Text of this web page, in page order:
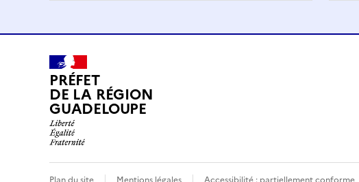
PRÉFET
DE LA RÉGION
GUADELOUPE